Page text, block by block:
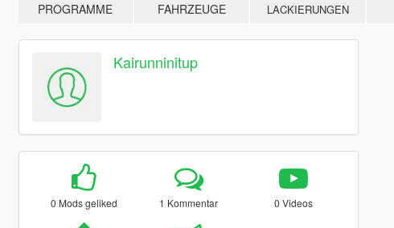
PROGRAMME FAHRZEUGE LACKIERUNGEN
Kairunninitup
0 Mods geliked 1 Kommentar 0 Videos